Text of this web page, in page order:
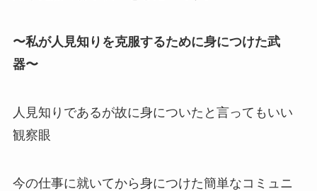
〜私が人見知りを克服するために身につけた武
器〜
人見知りであるが故に身についたと言ってもいい
観察眼
今の仕事に就いてから身につけた簡単なコミュニ